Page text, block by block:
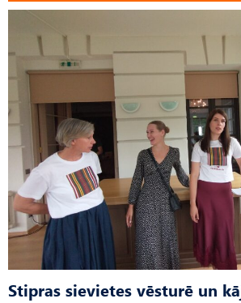
Stipras sievietes vēsturē un